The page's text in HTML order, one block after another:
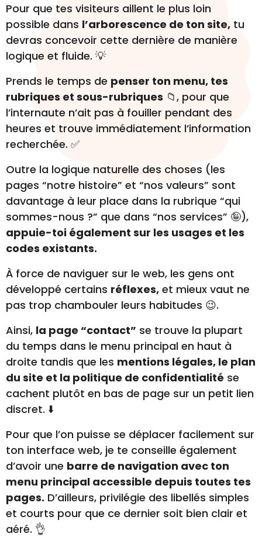
Pour que tes visiteurs aillent le plus loin
possible dans l’arborescence de ton site, tu
devras concevoir cette dernière de manière
logique et fluide. 💡
Prends le temps de penser ton menu, tes
rubriques et sous-rubriques 📁, pour que
l’internaute n’ait pas à fouiller pendant des
heures et trouve immédiatement l’information
recherchée. ✅
Outre la logique naturelle des choses (les
pages “notre histoire” et “nos valeurs” sont
davantage à leur place dans la rubrique “qui
sommes-nous ?” que dans “nos services” 🤪),
appuie-toi également sur les usages et les
codes existants.
À force de naviguer sur le web, les gens ont
développé certains réflexes, et mieux vaut ne
pas trop chambouler leurs habitudes 😉.
Ainsi, la page “contact” se trouve la plupart
du temps dans le menu principal en haut à
droite tandis que les mentions légales, le plan
du site et la politique de confidentialité se
cachent plutôt en bas de page sur un petit lien
discret. ⬇️
Pour que l’on puisse se déplacer facilement sur
ton interface web, je te conseille également
d’avoir une barre de navigation avec ton
menu principal accessible depuis toutes tes
pages. D’ailleurs, privilégie des libellés simples
et courts pour que ce dernier soit bien clair et
aéré. 👌